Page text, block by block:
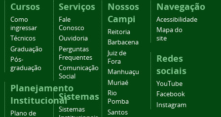
Cursos
Como
ingressar
Técnicos
Graduação
Pós-
graduação
Planejamento
Institucional
Plano de
Serviços
Fale
Conosco
Ouvidoria
Perguntas
Frequentes
Comunicação
Social
Sistemas
Sistemas
Nossos
Campi
Reitoria
Barbacena
Juiz de
Fora
Manhuaçu
Muriaé
Rio
Pomba
Santos
Navegação
Acessibilidade
Mapa do
site
Redes
sociais
YouTube
Facebook
Instagram